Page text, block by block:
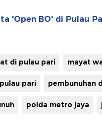
'Open BO' di Pulau
di pulau pari mayat
pari pembunuhan
polda metro jaya